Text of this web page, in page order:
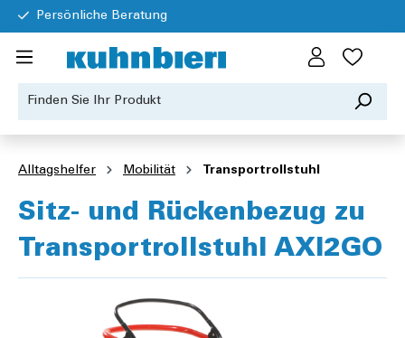
Persönliche Beratung
Alltagshelfer Mobilität Transportrollstuhl
Sitz- und Rückenbezug zu
Transportrollstuhl AXI2GO